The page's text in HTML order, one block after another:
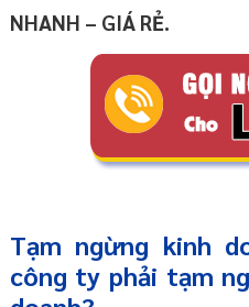
NHANH – GIÁ RẺ.
Tạm ngừng kinh
công ty phải tạm